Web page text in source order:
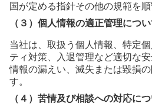
国が定める指針その他の規範を順
（３）個人情報の適正管理につ
当社は、取扱う個人情報、特定
ティ対策、入退管理など適切な
情報の漏えい、滅失または毀損
す。
（４）苦情及び相談への対応に